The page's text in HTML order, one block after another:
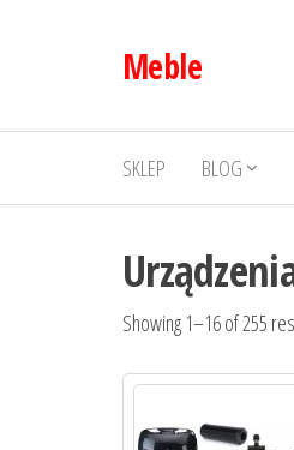
Meble
SKLEP BLOG
Showing 1–16 of 255